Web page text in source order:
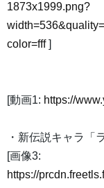
1873x1999.png?
color=fff]
[動画1: https://
・新伝説キャラ「
[画像3:
https://